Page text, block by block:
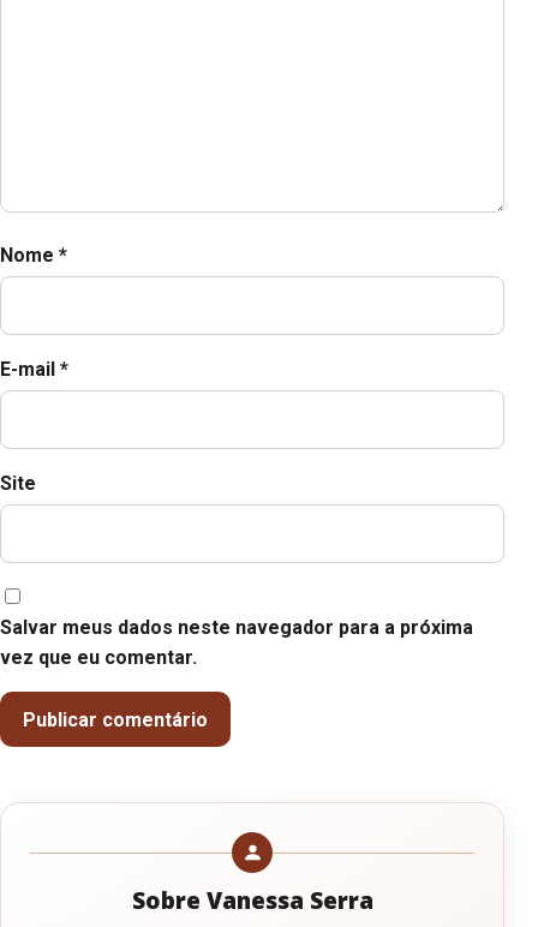
Nome *
E-mail *
Site
Salvar meus dados neste navegador para a próxima
vez que eu comentar.
Sobre Vanessa Serra